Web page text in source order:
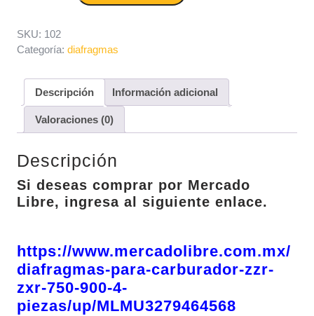
SKU: 102
Categoría: diafragmas
Descripción Información adicional
Valoraciones (0)
Descripción
Si deseas comprar por Mercado
Libre, ingresa al siguiente enlace.
https://www.mercadolibre.com.mx/
diafragmas-para-carburador-zzr-
zxr-750-900-4-
piezas/up/MLMU3279464568